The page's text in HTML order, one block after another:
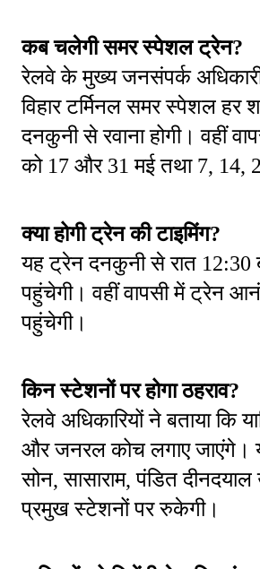
कब चलेगी समर स्पेशल ट्रेन?
रेलवे के मुख्य जनसंपर्क
विहार टर्मिनल समर स्पेशल
दनकुनी से रवाना होगी। वहीं
को 17 और 31 मई तथा 7, 14,
क्या होगी ट्रेन की टाइमिंग?
यह ट्रेन दनकुनी से रात 12:30
पहुंचेगी। वहीं वापसी में ट्रेन
पहुंचेगी।
किन स्टेशनों पर होगा ठहराव?
रेलवे अधिकारियों ने बताया कि
और जनरल कोच लगाए जाएंगे।
सोन, सासाराम, पंडित
प्रमुख स्टेशनों पर रुकेगी।